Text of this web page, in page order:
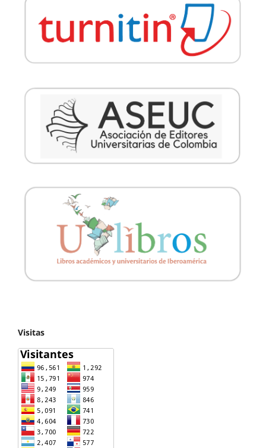
Visitas